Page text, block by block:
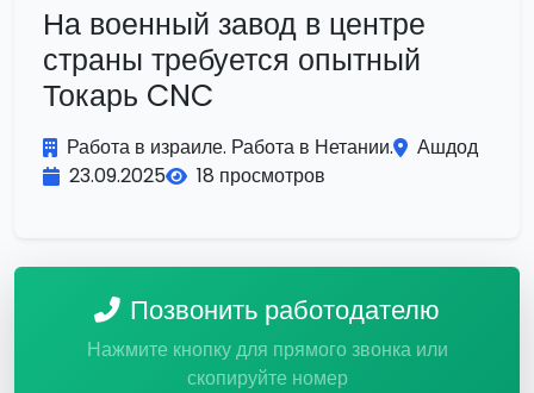
На военный завод в центре
страны требуется опытный
Токарь CNC
Работа в израиле. Работа в Нетании.
Ашдод
23.09.2025
18 просмотров
Позвонить работодателю
Нажмите кнопку для прямого звонка или
скопируйте номер